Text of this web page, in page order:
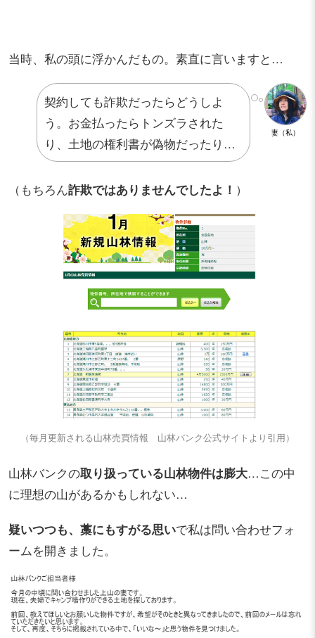
当時、私の頭に浮かんだもの。素直に言いますと…
妻（私）
契約しても詐欺だったらどうしよ
う。お金払ったらトンズラされた
り、土地の権利書が偽物だったり…
（もちろん詐欺ではありませんでしたよ！ ）
（毎月更新される山林売買情報 山林バンク公式サイトより引用）
山林バンクの取り扱っている山林物件は膨大…この中
に理想の山があるかもしれない…
疑いつつも、藁にもすがる思いで私は問い合わせフォ
ームを開きました。